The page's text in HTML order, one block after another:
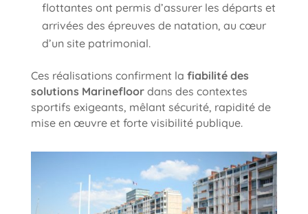
flottantes ont permis d’assurer les départs et
arrivées des épreuves de natation, au cœur
d’un site patrimonial.
Ces réalisations confirment la fiabilité des
solutions Marinefloordans des contextes
sportifs exigeants, mêlant sécurité, rapidité de
mise en œuvre et forte visibilité publique.